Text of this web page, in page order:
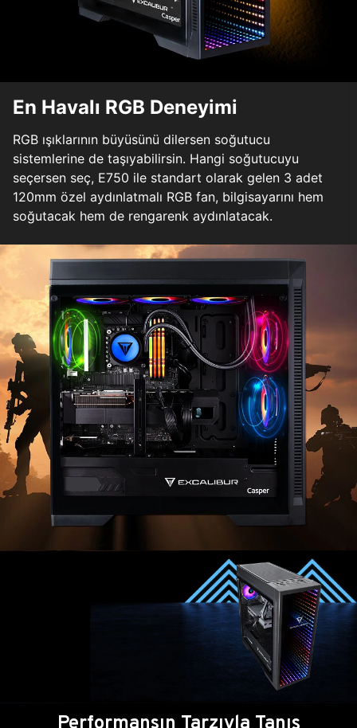
En Havalı RGB Deneyimi
RGB ışıklarının büyüsünü dilersen soğutucu
sistemlerine de taşıyabilirsin. Hangi soğutucuyu
seçersen seç, E750 ile standart olarak gelen 3 adet
120mm özel aydınlatmalı RGB fan, bilgisayarını hem
soğutacak hem de rengarenk aydınlatacak.
Performansın Tarzıyla Tanış